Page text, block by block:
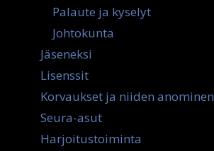
Palaute ja kyselyt
Johtokunta
Jäseneksi
Lisenssit
Korvaukset ja niiden anominen
Seura-asut
Harjoitustoiminta